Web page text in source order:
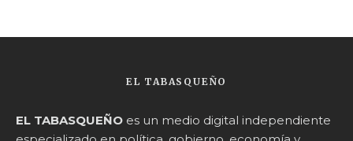
EL TABASQUEÑO
EL TABASQUEÑO es un medio digital independiente